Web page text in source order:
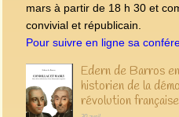
mars à partir de 18 h 30 et
convivial et républicain.
Pour suivre en ligne sa
Edern de Barros
historien de la
révolution